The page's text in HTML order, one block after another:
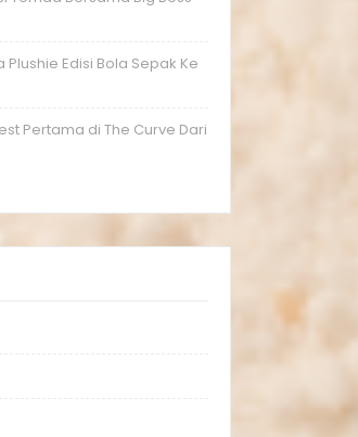
Plushie Edisi Bola Sepak Ke
Pertama di The Curve Dari